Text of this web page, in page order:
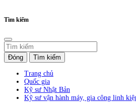
Tìm kiếm
Đóng Tìm kiếm
Trang chủ
Quốc gia
Kỹ sư Nhật Bản
Kỹ sư vận hành máy, gia công linh